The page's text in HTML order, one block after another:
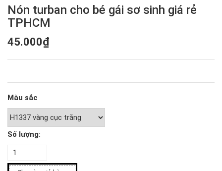
Nón turban cho bé gái sơ sinh giá rẻ
TPHCM
45.000₫
Màu sắc
Số lượng: